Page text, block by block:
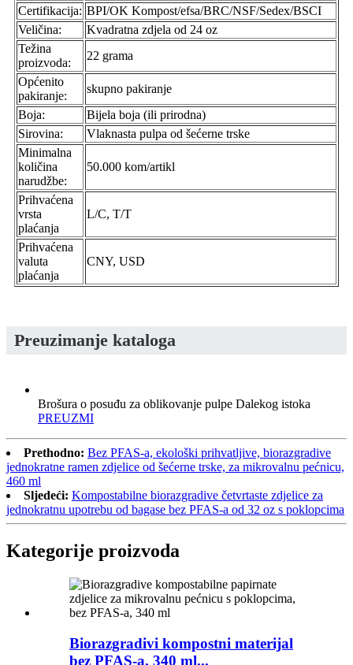
Certifikacija: BPI/OK Kompost/efsa/BRC/NSF/Sedex/BSCI
Veličina:
Kvadratna zdjela od 24 oz
Težina
proizvoda:
22 grama
Općenito
pakiranje:
skupno pakiranje
Boja:
Bijela boja (ili prirodna)
Sirovina:
Vlaknasta pulpa od šećerne trske
Minimalna
količina
narudžbe:
50.000 kom/artikl
Prihvaćena
vrsta
plaćanja
L/C, T/T
Prihvaćena
valuta
plaćanja
CNY, USD
Preuzimanje kataloga
Brošura o posuđu za oblikovanje pulpe Dalekog istoka
PREUZMI
Prethodno: Bez PFAS-a, ekološki prihvatljive, biorazgradive
jednokratne ramen zdjelice od šećerne trske, za mikrovalnu pećnicu,
460 ml
Sljedeći: Kompostabilne biorazgradive četvrtaste zdjelice za
jednokratnu upotrebu od bagase bez PFAS-a od 32 oz s poklopcima
Kategorije proizvoda
Biorazgradivi kompostni materijal
bez PFAS-a, 340 ml...